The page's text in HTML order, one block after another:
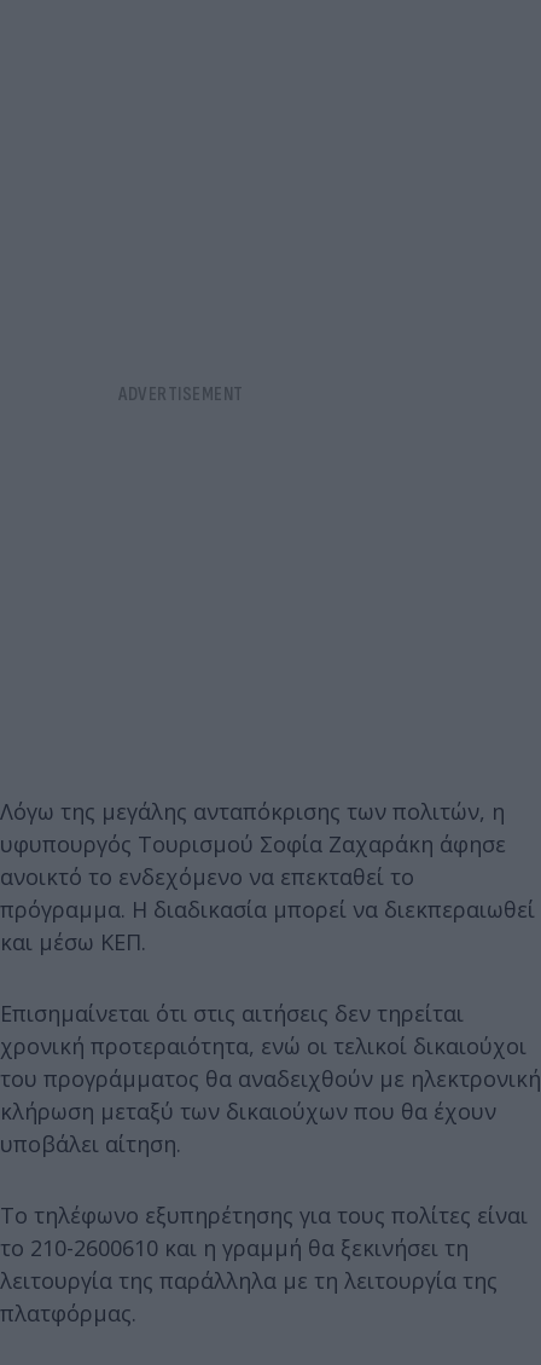
Λόγω της μεγάλης ανταπόκρισης των πολιτών, η
υφυπουργός Τουρισμού Σοφία Ζαχαράκη άφησε
ανοικτό το ενδεχόμενο να επεκταθεί το
πρόγραμμα. Η διαδικασία μπορεί να διεκπεραιωθεί
και μέσω ΚΕΠ.
Επισημαίνεται ότι στις αιτήσεις δεν τηρείται
χρονική προτεραιότητα, ενώ οι τελικοί δικαιούχοι
του προγράμματος θα αναδειχθούν με ηλεκτρονική
κλήρωση μεταξύ των δικαιούχων που θα έχουν
υποβάλει αίτηση.
Το τηλέφωνο εξυπηρέτησης για τους πολίτες είναι
το 210-2600610 και η γραμμή θα ξεκινήσει τη
λειτουργία της παράλληλα με τη λειτουργία της
πλατφόρμας.